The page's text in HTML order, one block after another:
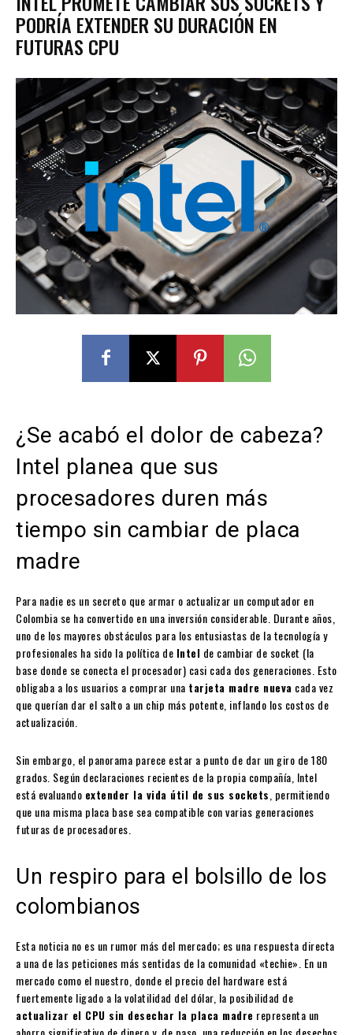
PODRÍA EXTENDER SU DURACIÓN EN
FUTURAS CPU
¿Se acabó el dolor de cabeza?
Intel planea que sus
procesadores duren más
tiempo sin cambiar de placa
madre
Para nadie es un secreto que armar o actualizar un computador en
Colombia se ha convertido en una inversión considerable. Durante años,
uno de los mayores obstáculos para los entusiastas de la tecnología y
profesionales ha sido la política de Intel de cambiar de socket (la
base donde se conecta el procesador) casi cada dos generaciones. Esto
obligaba a los usuarios a comprar una tarjeta madre nueva cada vez
que querían dar el salto a un chip más potente, inflando los costos de
actualización.
Sin embargo, el panorama parece estar a punto de dar un giro de 180
grados. Según declaraciones recientes de la propia compañía, Intel
está evaluando extender la vida útil de sus sockets , permitiendo
que una misma placa base sea compatible con varias generaciones
futuras de procesadores.
Un respiro para el bolsillo de los
colombianos
Esta noticia no es un rumor más del mercado; es una respuesta directa
a una de las peticiones más sentidas de la comunidad «techie». En un
mercado como el nuestro, donde el precio del hardware está
fuertemente ligado a la volatilidad del dólar, la posibilidad de
actualizar el CPU sin desechar la placa madre representa un